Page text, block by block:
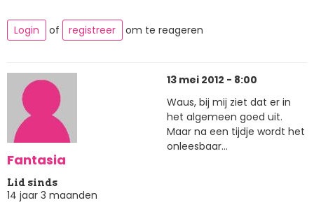
Login of registreer om te reageren
Fantasia
Lid sinds
14 jaar 3 maanden
13 mei 2012 - 8:00
Waus, bij mij ziet dat er in
het algemeen goed uit.
Maar na een tijdje wordt het
onleesbaar...